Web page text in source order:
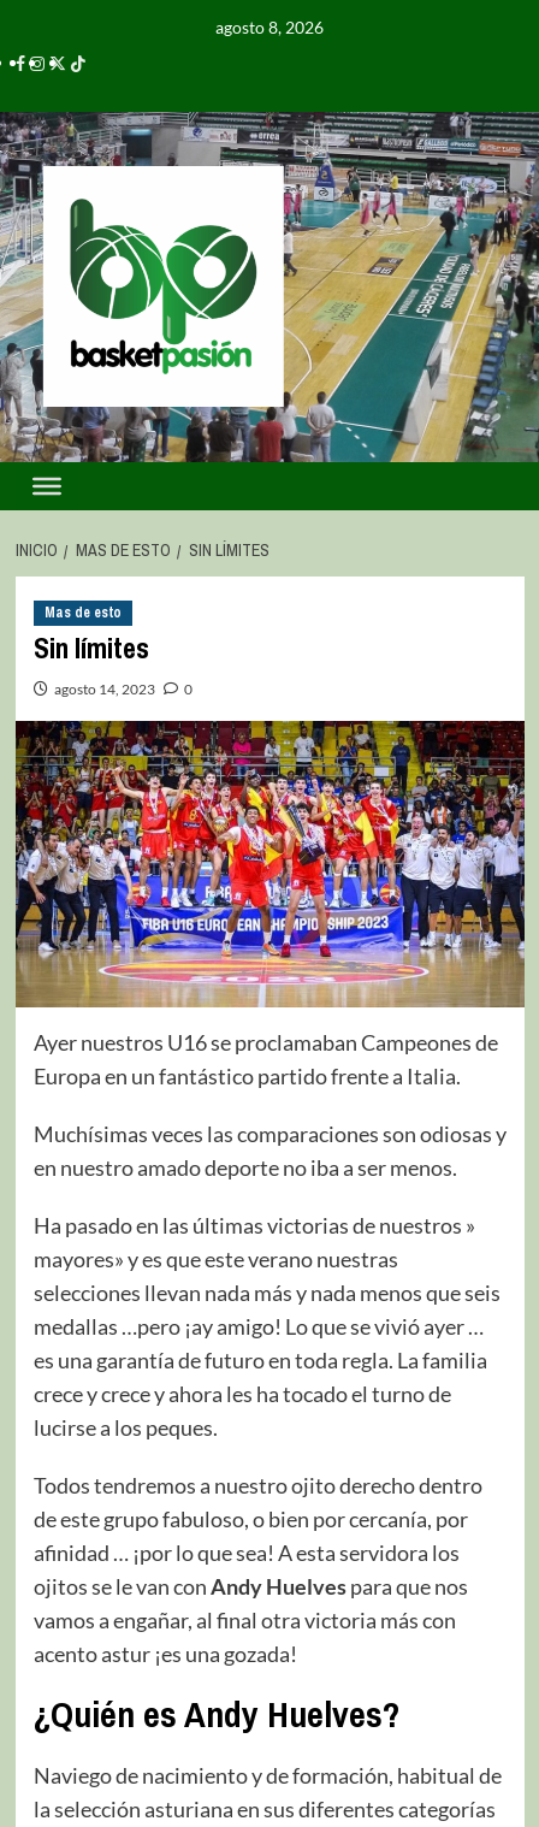
agosto 8, 2026
INICIO MAS DE ESTO SIN LÍMITES
Mas de esto
Sin límites
agosto 14, 2023 0
Ayer nuestros U16 se proclamaban Campeones de
Europa en un fantástico partido frente a Italia.
Muchísimas veces las comparaciones son odiosas y
en nuestro amado deporte no iba a ser menos.
Ha pasado en las últimas victorias de nuestros »
mayores» y es que este verano nuestras
selecciones llevan nada más y nada menos que seis
medallas …pero ¡ay amigo! Lo que se vivió ayer …
es una garantía de futuro en toda regla. La familia
crece y crece y ahora les ha tocado el turno de
lucirse a los peques.
Todos tendremos a nuestro ojito derecho dentro
de este grupo fabuloso, o bien por cercanía, por
afinidad … ¡por lo que sea! A esta servidora los
ojitos se le van conAndy Huelvespara que nos
vamos a engañar, al final otra victoria más con
acento astur ¡es una gozada!
¿Quién es Andy Huelves?
Naviego de nacimiento y de formación, habitual de
la selección asturiana en sus diferentes categorías